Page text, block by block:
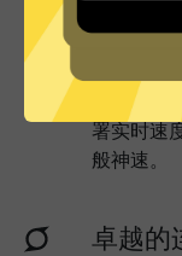
欧服游
署实时速
般神速。
卓越的